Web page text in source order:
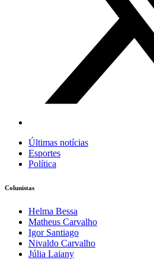
Últimas notícias
Esportes
Política
Colunistas
Helma Bessa
Matheus Carvalho
Igor Santiago
Nivaldo Carvalho
Júlia Laiany